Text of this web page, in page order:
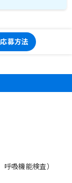
応募方法
吸機能検査）